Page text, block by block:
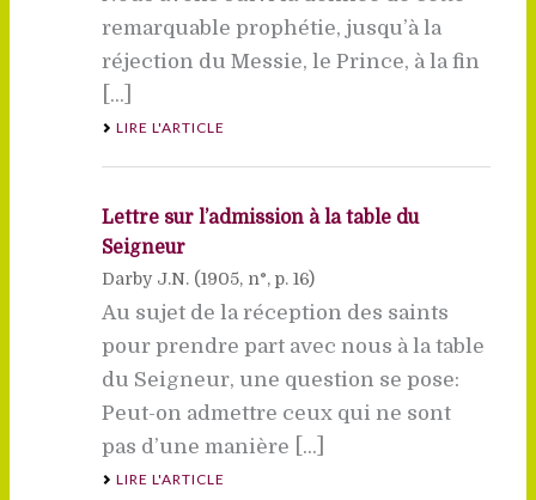
remarquable prophétie, jusqu’à la
réjection du Messie, le Prince, à la fin
[...]
LIRE L'ARTICLE
Lettre sur l’admission à la table du
Seigneur
Darby J.N. (1905, n°, p. 16)
Au sujet de la réception des saints
pour prendre part avec nous à la table
du Seigneur, une question se pose:
Peut-on admettre ceux qui ne sont
pas d’une manière [...]
LIRE L'ARTICLE